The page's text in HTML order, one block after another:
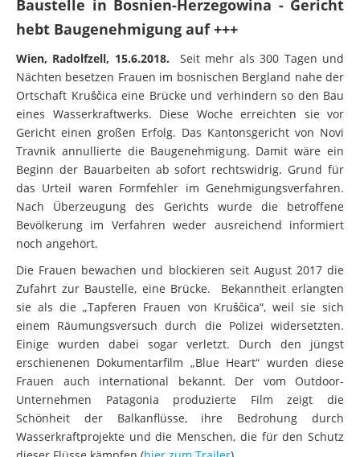
hebt Baugenehmigung auf +++
Nächten besetzen Frauen im bosnischen Bergland nahe der
Ortschaft Kruščica eine Brücke und verhindern so den Bau
eines Wasserkraftwerks. Diese Woche erreichten sie vor
Gericht einen großen Erfolg. Das Kantonsgericht von Novi
Travnik annullierte die Baugenehmigung. Damit wäre ein
Beginn der Bauarbeiten ab sofort rechtswidrig. Grund für
das Urteil waren Formfehler im Genehmigungsverfahren.
Nach Überzeugung des Gerichts wurde die betroffene
Bevölkerung im Verfahren weder ausreichend informiert
noch angehört.
Zufahrt zur Baustelle, eine Brücke. Bekanntheit erlangten
sie als die „Tapferen Frauen von Kruščica“, weil sie sich
einem Räumungsversuch durch die Polizei widersetzten.
Einige wurden dabei sogar verletzt. Durch den jüngst
erschienenen Dokumentarfilm „Blue Heart“ wurden diese
Frauen auch international bekannt. Der vom Outdoor-
Unternehmen Patagonia produzierte Film zeigt die
Schönheit der Balkanflüsse, ihre Bedrohung durch
Wasserkraftprojekte und die Menschen, die für den Schutz
dieser Flüsse kämpfen (hier zum Trailer).